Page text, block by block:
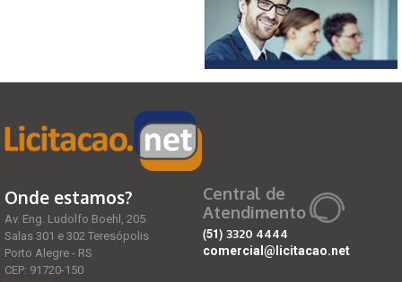
Onde estamos?
Av. Eng. Ludolfo Boehl, 205
Salas 301 e 302 Teresópolis
Porto Alegre - RS
CEP: 91720-150
Central de
Atendimento
(51) 3320 4444
comercial@licitacao.net